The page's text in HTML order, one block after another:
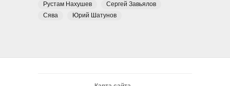
Рустам Нахушев
Сергей Завьялов
Сява
Юрий Шатунов